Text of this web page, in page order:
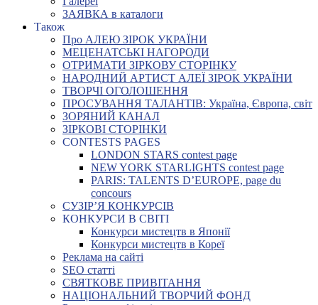
ЗАЯВКА в каталоги
Також
Про АЛЕЮ ЗІРОК УКРАЇНИ
МЕЦЕНАТСЬКІ НАГОРОДИ
ОТРИМАТИ ЗІРКОВУ СТОРІНКУ
НАРОДНИЙ АРТИСТ АЛЕЇ ЗІРОК УКРАЇНИ
ТВОРЧІ ОГОЛОШЕННЯ
ПРОСУВАННЯ ТАЛАНТІВ: Україна, Європа, світ
ЗОРЯНИЙ КАНАЛ
ЗІРКОВІ СТОРІНКИ
CONTESTS PAGES
LONDON STARS contest page
NEW YORK STARLIGHTS contest page
PARIS: TALENTS D’EUROPE, page du
concours
СУЗІР’Я КОНКУРСІВ
КОНКУРСИ В СВІТІ
Конкурси мистецтв в Японії
Конкурси мистецтв в Кореї
Реклама на сайті
SEO статті
СВЯТКОВЕ ПРИВІТАННЯ
НАЦІОНАЛЬНИЙ ТВОРЧИЙ ФОНД